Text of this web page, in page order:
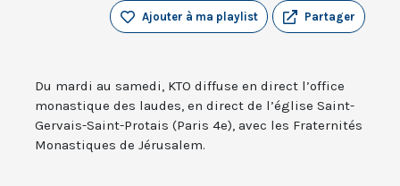
Partager
Ajouter à ma playlist
Du mardi au samedi, KTO diffuse en direct l’office
monastique des laudes, en direct de l’église Saint-
Gervais-Saint-Protais (Paris 4e), avec les Fraternités
Monastiques de Jérusalem.